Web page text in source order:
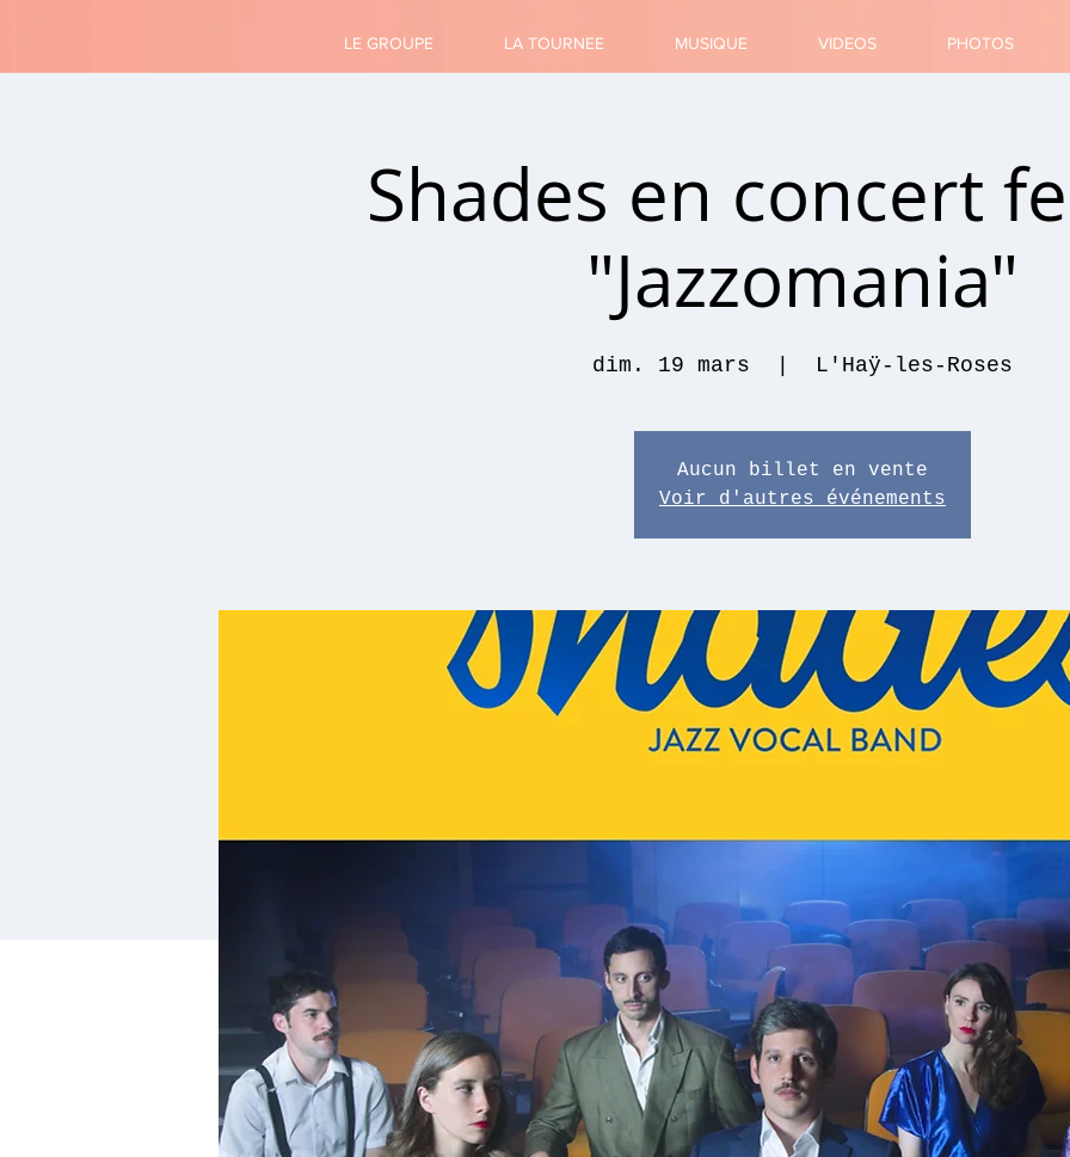
LE GROUPE LA TOURNEE MUSIQUE VIDEOS PHOTOS
Shades en concert
"Jazzomania"
dim. 19 mars L'Haÿ-les-Roses
Aucun billet en vente
Voir d'autres événements